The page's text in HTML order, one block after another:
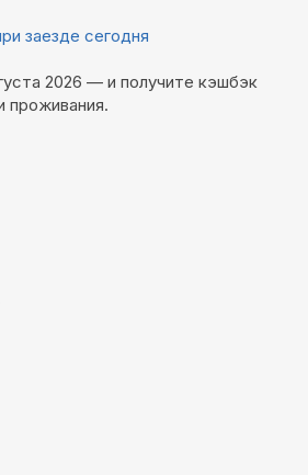
заезде сегодня
2026 — и получите кэшбэк
проживания.